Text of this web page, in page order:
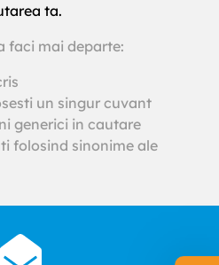
ta.
faci mai departe:
un singur cuvant
generici in cautare
folosind sinonime ale